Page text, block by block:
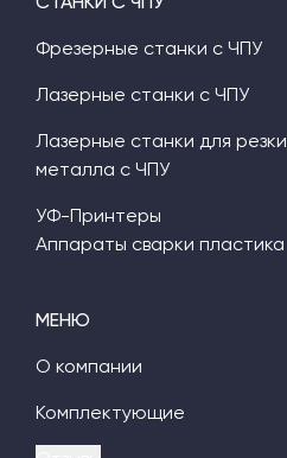
МЕНЮ
О компании
Комплектующие
Фрезерные станки с ЧПУ
Лазерные станки с ЧПУ
Лазерные станки для резки
металла с ЧПУ
УФ-Принтеры
Аппараты сварки пластика